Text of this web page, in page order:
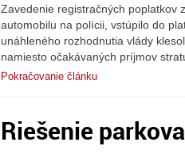
Zavedenie registračných poplatkov
automobilu na polícii, vstúpilo do
unáhleného rozhodnutia vlády
namiesto očakávaných príjmov
Pokračovanie článku
Riešenie